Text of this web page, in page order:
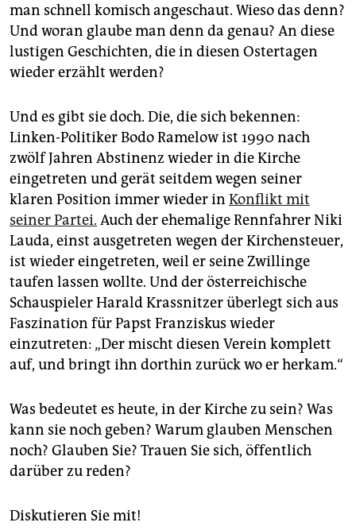
man schnell komisch angeschaut. Wieso das denn?
Und woran glaube man denn da genau? An diese
lustigen Geschichten, die in diesen Ostertagen
wieder erzählt werden?
Und es gibt sie doch. Die, die sich bekennen:
Linken-Politiker Bodo Ramelow ist 1990 nach
zwölf Jahren Abstinenz wieder in die Kirche
eingetreten und gerät seitdem wegen seiner
klaren Position immer wieder in Konflikt mit
seiner Partei. Auch der ehemalige Rennfahrer Niki
Lauda, einst ausgetreten wegen der Kirchensteuer,
ist wieder eingetreten, weil er seine Zwillinge
taufen lassen wollte. Und der österreichische
Schauspieler Harald Krassnitzer überlegt sich aus
Faszination für Papst Franziskus wieder
einzutreten: „Der mischt diesen Verein komplett
auf, und bringt ihn dorthin zurück wo er herkam.“
Was bedeutet es heute, in der Kirche zu sein? Was
kann sie noch geben? Warum glauben Menschen
noch? Glauben Sie? Trauen Sie sich, öffentlich
darüber zu reden?
Diskutieren Sie mit!